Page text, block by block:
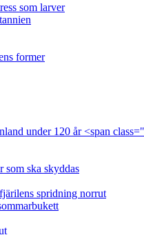
som larver
former
under 120 år <span
som ska skyddas
spridning norrut